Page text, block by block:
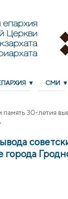
епархия
Церкви
СМИ
30-летия
города